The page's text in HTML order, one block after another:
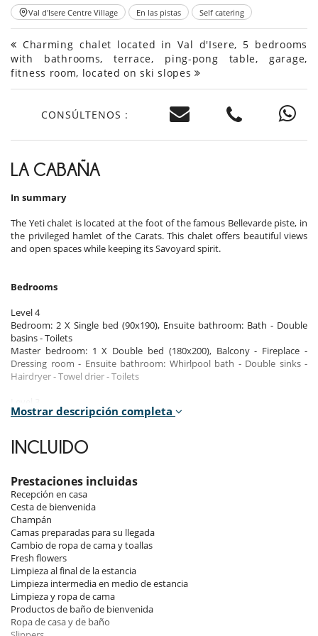
Val d'Isere Centre Village En las pistas Self catering
Charming chalet located in Val d'Isere, 5 bedrooms
with bathrooms, terrace, ping-pong table, garage,
fitness room, located on ski slopes
CONSÚLTENOS :
LA CABAÑA
In summary
The Yeti chalet is located at the foot of the famous Bellevarde piste, in
the privileged hamlet of the Carats. This chalet offers beautiful views
and open spaces while keeping its Savoyard spirit.
Bedrooms
Level 4
Bedroom: 2 X Single bed (90x190), Ensuite bathroom: Bath - Double
basins - Toilets
Master bedroom: 1 X Double bed (180x200), Balcony - Fireplace -
Dressing room - Ensuite bathroom: Whirlpool bath - Double sinks -
Hairdryer - Towel drier - Toilets
Bedroom: 2 X Single bed (90x190), En-suite bathroom: Bath - Shower -
Bedroom: 1 X Separate double bed (160x200), Balcony - Closet -
Ensuite bathroom: Bath - Hairdryer - Single washbasin - Toilet
Level 1
Bedroom: 2 X Single bed (90x190), Closet - Ensuite bathroom: Bath -
Single washbasin - Toilets
Indoors
Level 2
Balcony
Open kitchen
Dining room
Terrace
Mostrar descripción completa
INCLUIDO
Prestaciones incluidas
Recepción en casa
Cesta de bienvenida
Champán
Camas preparadas para su llegada
Cambio de ropa de cama y toallas
Fresh flowers
Limpieza al final de la estancia
Limpieza intermedia en medio de estancia
Limpieza y ropa de cama
Productos de baño de bienvenida
Ropa de casa y de baño